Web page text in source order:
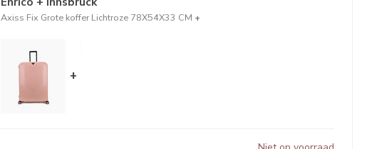
Axiss Fix Grote koffer Lichtroze 78X54X33 CM +
+